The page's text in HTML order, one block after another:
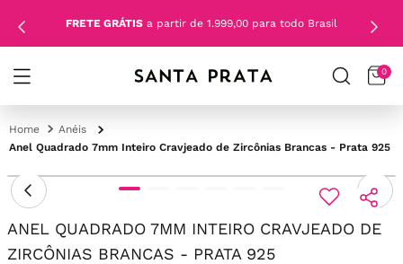
FRETE GRÁTIS a partir de 1.999,00 para todo Brasil
0
Anéis
Anel Quadrado 7mm Inteiro Cravjeado de Zircônias Brancas - Prata 925
ANEL QUADRADO 7MM INTEIRO CRAVJEADO DE
ZIRCÔNIAS BRANCAS - PRATA 925